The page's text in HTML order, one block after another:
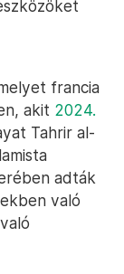
francia
akit 2024.
Tahrir al-
adták
való